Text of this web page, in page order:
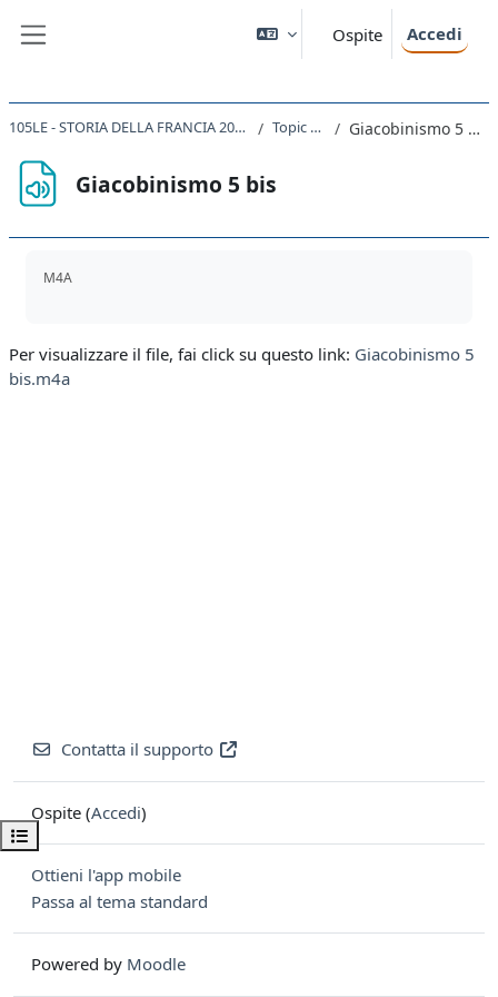
Ospite Accedi
Apri indice del corso
105LE - STORIA DELLA FRANCIA 2021 Topic 29 Giacobinismo 5 bis
Giacobinismo 5 bis
M4A
Per visualizzare il file, fai click su questo link: Giacobinismo 5
bis.m4a
Contatta il supporto
Ospite (Accedi)
Ottieni l'app mobile
Passa al tema standard
Powered by Moodle